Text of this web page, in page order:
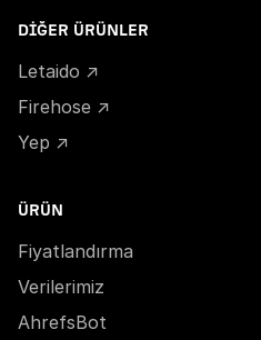
DIĞER ÜRÜNLER
Letaido ↗
Firehose ↗
Yep ↗
ÜRÜN
Fiyatlandırma
Verilerimiz
AhrefsBot